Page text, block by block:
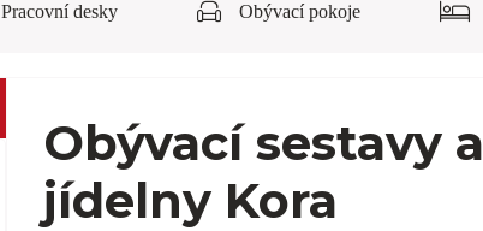
Pracovní desky Obývací pokoje
Obývací sestavy a
jídelny Kora